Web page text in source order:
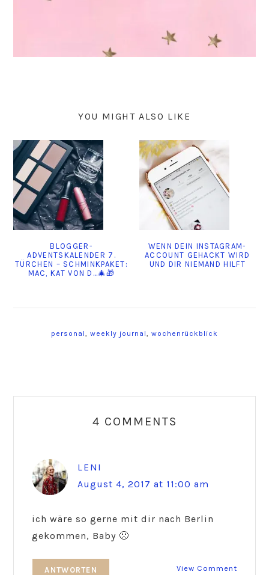
YOU MIGHT ALSO LIKE
BLOGGER-
ADVENTSKALENDER 7.
TÜRCHEN – SCHMINKPAKET:
MAC, KAT VON D…🎄🎁
WENN DEIN INSTAGRAM-
ACCOUNT GEHACKT WIRD
UND DIR NIEMAND HILFT
personal weekly journal wochenrückblick
Interactions4 COMMENTS
LENI
August 4, 2017 at 11:00 am
ich wäre so gerne mit dir nach Berlin
gekommen, Baby 🙁
View Comment
ANTWORTEN